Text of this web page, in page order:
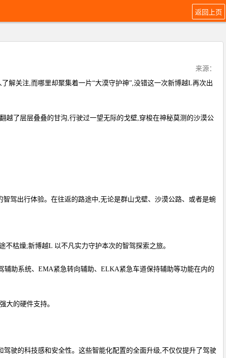
返回上页
来源：
解关注,而哪里却聚集着一片“大漠守护神”,没错这一次新博越L再次出
越了层层叠叠的甘沟,行驶过一望无际的戈壁,穿梭在神秘莫测的沙漠公
驾出行体验。在往返的路途中,无论是群山戈壁、沙漠公路、或者是蜿
枯燥;新博越L 以不凡实力守护本次的智驾探索之旅。
助系统、EMA紧急转向辅助、ELKA紧急车道保持辅助等功能在内的
大的硬件支持。
驶的科技感和安全性。这些智能化配置的全面升级,不仅仅提升了驾驶